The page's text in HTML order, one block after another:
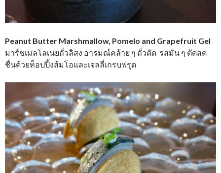
Peanut Butter Marshmallow, Pomelo and Grapefruit Gel
มาร์ชเมลโลเนยถั่วลิสง อารมณ์คล้าย ๆ ถั่วตัด รสมัน ๆ ตัดสด
ชื่นด้วยท็อปปิ้งส้มโอและเจลลี่เกรบฟรุต